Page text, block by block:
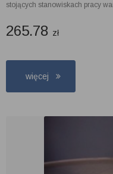
stojących stanowiskach pracy
265.78 zł
więcej